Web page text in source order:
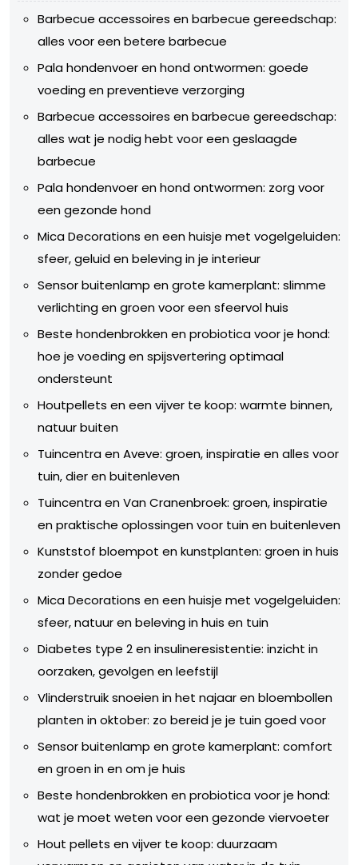
Barbecue accessoires en barbecue gereedschap:
alles voor een betere barbecue
Pala hondenvoer en hond ontwormen: goede
voeding en preventieve verzorging
Barbecue accessoires en barbecue gereedschap:
alles wat je nodig hebt voor een geslaagde
barbecue
Pala hondenvoer en hond ontwormen: zorg voor
een gezonde hond
Mica Decorations en een huisje met vogelgeluiden:
sfeer, geluid en beleving in je interieur
Sensor buitenlamp en grote kamerplant: slimme
verlichting en groen voor een sfeervol huis
Beste hondenbrokken en probiotica voor je hond:
hoe je voeding en spijsvertering optimaal
ondersteunt
Houtpellets en een vijver te koop: warmte binnen,
natuur buiten
Tuincentra en Aveve: groen, inspiratie en alles voor
tuin, dier en buitenleven
Tuincentra en Van Cranenbroek: groen, inspiratie
en praktische oplossingen voor tuin en buitenleven
Kunststof bloempot en kunstplanten: groen in huis
zonder gedoe
Mica Decorations en een huisje met vogelgeluiden:
sfeer, natuur en beleving in huis en tuin
Diabetes type 2 en insulineresistentie: inzicht in
oorzaken, gevolgen en leefstijl
Vlinderstruik snoeien in het najaar en bloembollen
planten in oktober: zo bereid je je tuin goed voor
Sensor buitenlamp en grote kamerplant: comfort
en groen in en om je huis
Beste hondenbrokken en probiotica voor je hond:
wat je moet weten voor een gezonde viervoeter
Hout pellets en vijver te koop: duurzaam